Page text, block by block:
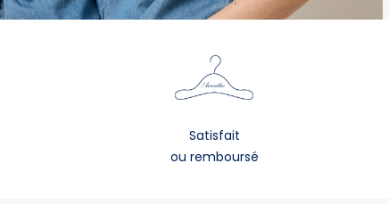
Satisfait
ou remboursé